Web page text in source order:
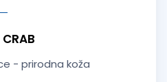
- prirodna koža